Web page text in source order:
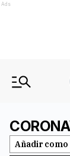
Ads
Añadir